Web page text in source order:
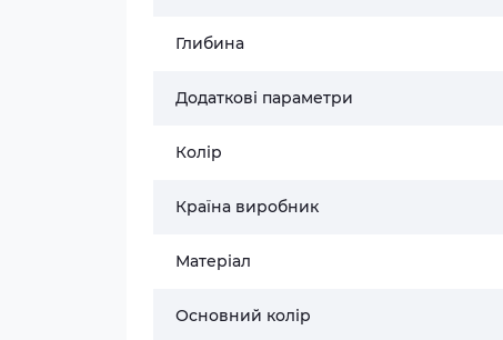
Глибина
Додаткові параметри
Колір
Країна виробник
Матеріал
Основний колір